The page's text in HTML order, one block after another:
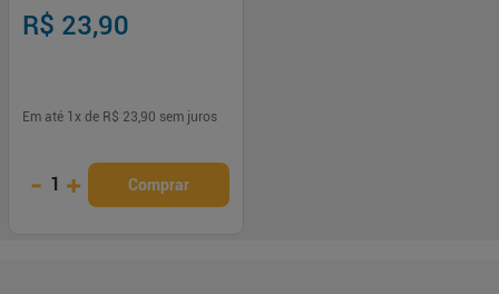
R$ 23,90
Em até 1 x de R$ 23,90 sem juros
- 1 + Comprar